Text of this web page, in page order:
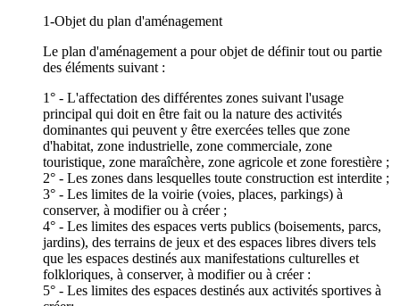
1-Objet du plan d'aménagement
Le plan d'aménagement a pour objet de définir tout ou partie
des éléments suivant :
1° - L'affectation des différentes zones suivant l'usage
principal qui doit en être fait ou la nature des activités
dominantes qui peuvent y être exercées telles que zone
d'habitat, zone industrielle, zone commerciale, zone
touristique, zone maraîchère, zone agricole et zone forestière ;
2° - Les zones dans lesquelles toute construction est interdite ;
3° - Les limites de la voirie (voies, places, parkings) à
conserver, à modifier ou à créer ;
4° - Les limites des espaces verts publics (boisements, parcs,
jardins), des terrains de jeux et des espaces libres divers tels
que les espaces destinés aux manifestations culturelles et
folkloriques, à conserver, à modifier ou à créer :
5° - Les limites des espaces destinés aux activités sportives à